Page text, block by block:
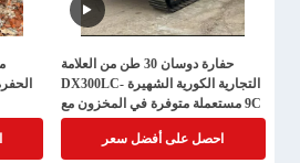
حفارة دوسان 30 طن من العلامة
التجارية الكورية الشهيرة DX300LC-
9C مستعملة متوفرة في المخزون مع
أفضل تقييم
احصل على أفضل سعر